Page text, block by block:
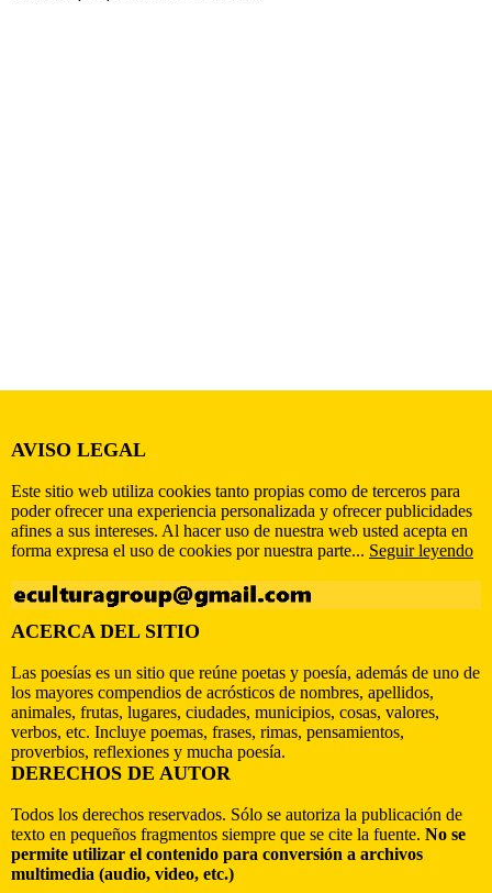
AVISO LEGAL
Este sitio web utiliza cookies tanto propias como de terceros para
poder ofrecer una experiencia personalizada y ofrecer publicidades
afines a sus intereses. Al hacer uso de nuestra web usted acepta en
forma expresa el uso de cookies por nuestra parte... Seguir leyendo
ACERCA DEL SITIO
Las poesías es un sitio que reúne poetas y poesía, además de uno de
los mayores compendios de acrósticos de nombres, apellidos,
animales, frutas, lugares, ciudades, municipios, cosas, valores,
verbos, etc. Incluye poemas, frases, rimas, pensamientos,
proverbios, reflexiones y mucha poesía.
DERECHOS DE AUTOR
Todos los derechos reservados. Sólo se autoriza la publicación de
texto en pequeños fragmentos siempre que se cite la fuente. No se
permite utilizar el contenido para conversión a archivos
multimedia (audio, video, etc.)